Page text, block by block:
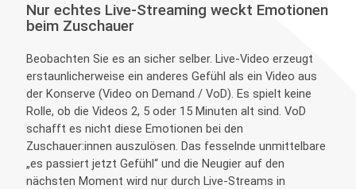
Nur echtes Live-Streaming weckt Emotionen
beim Zuschauer
Beobachten Sie es an sicher selber. Live-Video erzeugt
erstaunlicherweise ein anderes Gefühl als ein Video aus
der Konserve (Video on Demand / VoD). Es spielt keine
Rolle, ob die Videos 2, 5 oder 15 Minuten alt sind. VoD
schafft es nicht diese Emotionen bei den
Zuschauer:innen auszulösen. Das fesselnde unmittelbare
„es passiert jetzt Gefühl“ und die Neugier auf den
nächsten Moment wird nur durch Live-Streams in